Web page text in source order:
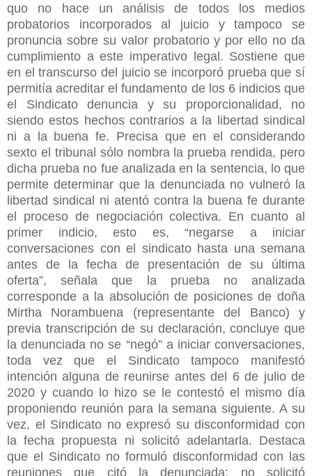
quo no hace un análisis de todos los medios
probatorios incorporados al juicio y tampoco se
pronuncia sobre su valor probatorio y por ello no da
cumplimiento a este imperativo legal. Sostiene que
en el transcurso del juicio se incorporó prueba que sí
permitía acreditar el fundamento de los 6 indicios que
el Sindicato denuncia y su proporcionalidad, no
siendo estos hechos contrarios a la libertad sindical
ni a la buena fe. Precisa que en el considerando
sexto el tribunal sólo nombra la prueba rendida, pero
dicha prueba no fue analizada en la sentencia, lo que
permite determinar que la denunciada no vulneró la
libertad sindical ni atentó contra la buena fe durante
el proceso de negociación colectiva. En cuanto al
primer indicio, esto es, “negarse a iniciar
conversaciones con el sindicato hasta una semana
antes de la fecha de presentación de su última
oferta”, señala que la prueba no analizada
corresponde a la absolución de posiciones de doña
Mirtha Norambuena (representante del Banco) y
previa transcripción de su declaración, concluye que
la denunciada no se “negó” a iniciar conversaciones,
toda vez que el Sindicato tampoco manifestó
intención alguna de reunirse antes del 6 de julio de
2020 y cuando lo hizo se le contestó el mismo día
proponiendo reunión para la semana siguiente. A su
vez, el Sindicato no expresó su disconformidad con
la fecha propuesta ni solicitó adelantarla. Destaca
que el Sindicato no formuló disconformidad con las
reuniones que citó la denunciada; no solicitó